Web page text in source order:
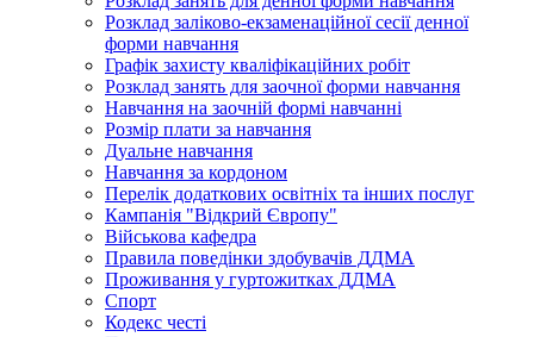
Розклад заліково-екзаменаційної сесії денної
форми навчання
Графік захисту кваліфікаційних робіт
Розклад занять для заочної форми навчання
Навчання на заочній формі навчанні
Розмір плати за навчання
Дуальне навчання
Навчання за кордоном
Перелік додаткових освітніх та інших послуг
Кампанія "Відкрий Європу"
Військова кафедра
Правила поведінки здобувачів ДДМА
Проживання у гуртожитках ДДМА
Спорт
Кодекс честі